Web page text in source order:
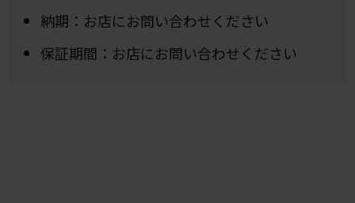
納期：お店にお問い合わせください
保証期間：お店にお問い合わせください